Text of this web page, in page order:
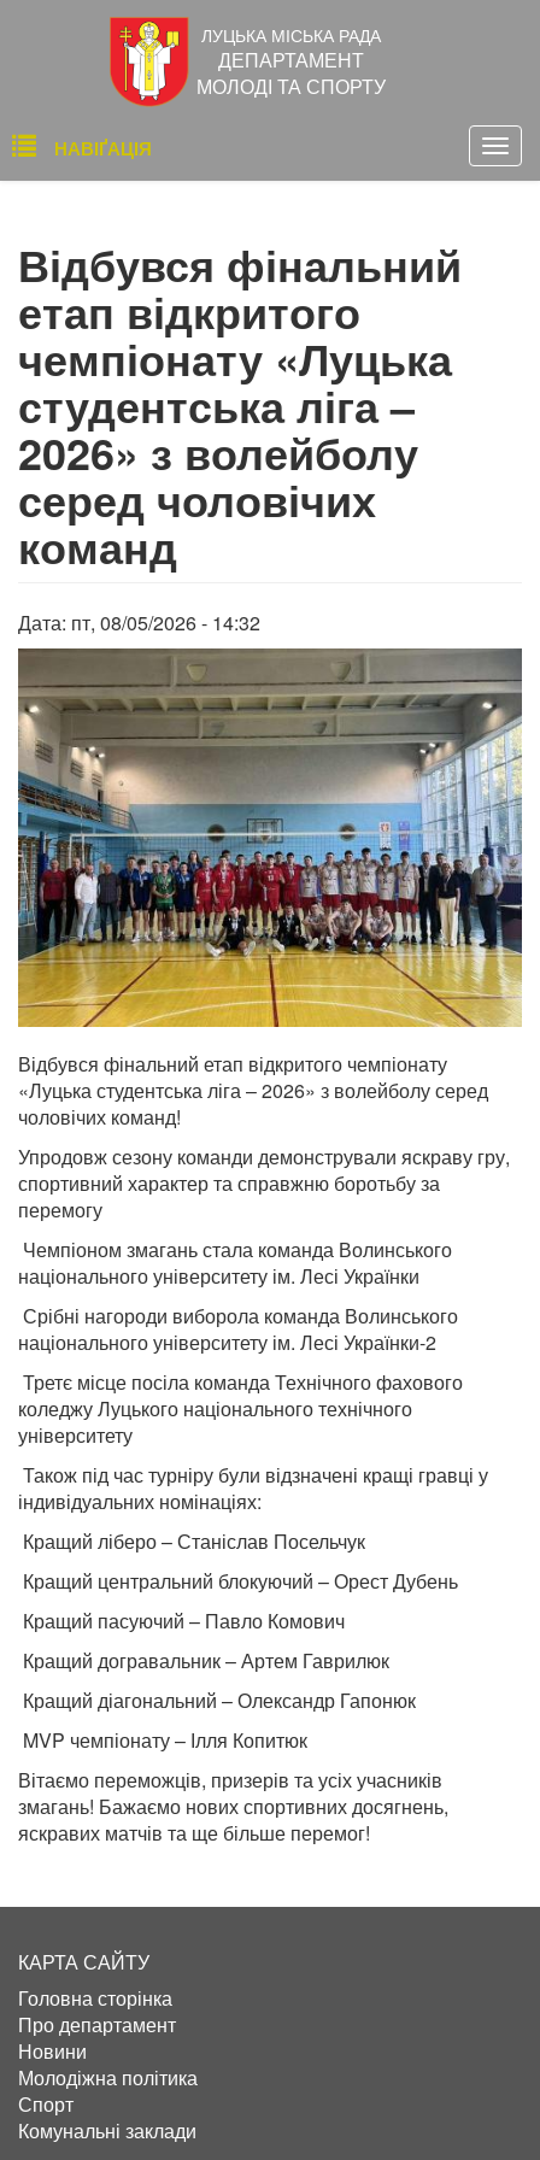
ЛУЦЬКА МІСЬКА РАДА
ДЕПАРТАМЕНТ
МОЛОДІ ТА СПОРТУ
Основна
навіґація
НАВІҐАЦІЯ
Відбувся фінальний
етап відкритого
чемпіонату «Луцька
студентська ліга –
2026» з волейболу
серед чоловічих
команд
Дата: пт, 08/05/2026 - 14:32
Відбувся фінальний етап відкритого чемпіонату
«Луцька студентська ліга – 2026» з волейболу серед
чоловічих команд!
Упродовж сезону команди демонстрували яскраву гру,
спортивний характер та справжню боротьбу за
перемогу
Чемпіоном змагань стала команда Волинського
національного університету ім. Лесі Українки
Срібні нагороди виборола команда Волинського
національного університету ім. Лесі Українки-2
Третє місце посіла команда Технічного фахового
коледжу Луцького національного технічного
університету
Також під час турніру були відзначені кращі гравці у
індивідуальних номінаціях:
Кращий ліберо – Станіслав Посельчук
Кращий центральний блокуючий – Орест Дубень
Кращий пасуючий – Павло Комович
Кращий догравальник – Артем Гаврилюк
Кращий діагональний – Олександр Гапонюк
MVP чемпіонату – Ілля Копитюк
Вітаємо переможців, призерів та усіх учасників
змагань! Бажаємо нових спортивних досягнень,
яскравих матчів та ще більше перемог!
КАРТА САЙТУ
Головна сторінка
Про департамент
Новини
Молодіжна політика
Спорт
Комунальні заклади